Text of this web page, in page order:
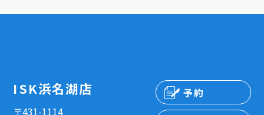
ISK浜名湖店
〒431-1114
予約